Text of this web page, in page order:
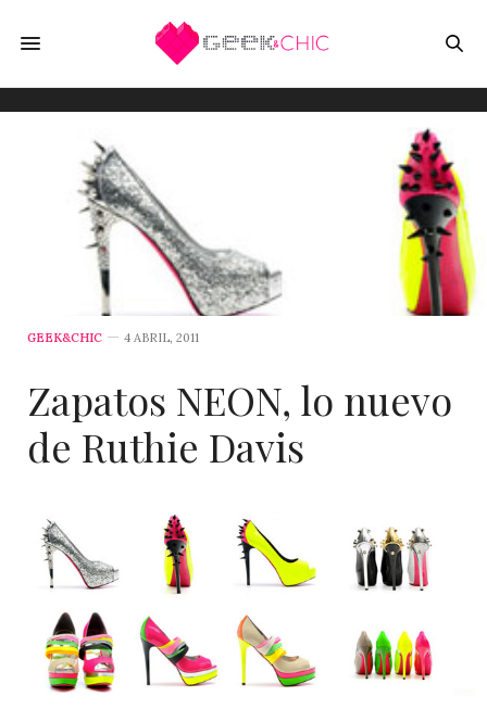
GEEK&CHIC 4 ABRIL, 2011
Zapatos NEON, lo nuevo
de Ruthie Davis